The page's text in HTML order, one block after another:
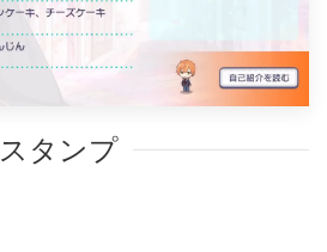
スタンプ